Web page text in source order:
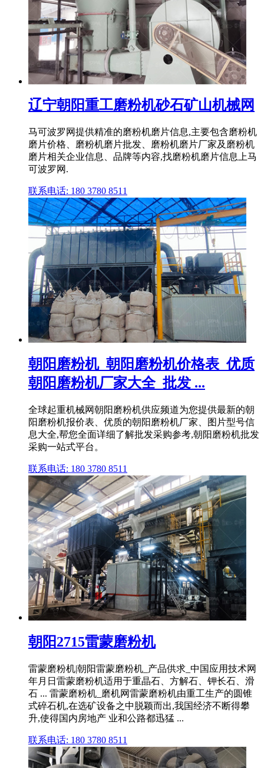
辽宁朝阳重工磨粉机砂石矿山机械网
马可波罗网提供精准的磨粉机磨片信息,主要包含磨粉机
磨片价格、磨粉机磨片批发、磨粉机磨片厂家及磨粉机
磨片相关企业信息、品牌等内容,找磨粉机磨片信息上马
可波罗网.
联系电话: 180 3780 8511
朝阳磨粉机_朝阳磨粉机价格表_优质
朝阳磨粉机厂家大全_批发 ...
全球起重机械网朝阳磨粉机供应频道为您提供最新的朝
阳磨粉机报价表、优质的朝阳磨粉机厂家、图片型号信
息大全,帮您全面详细了解批发采购参考,朝阳磨粉机批发
采购一站式平台。
联系电话: 180 3780 8511
朝阳2715雷蒙磨粉机
雷蒙磨粉机|朝阳雷蒙磨粉机_产品供求_中国应用技术网
年月日雷蒙磨粉机适用于重晶石、方解石、钾长石、滑
石 ... 雷蒙磨粉机_磨机网雷蒙磨粉机由重工生产的圆锥
式碎石机,在选矿设备之中脱颖而出,我国经济不断得攀
升,使得国内房地产 业和公路都迅猛 ...
联系电话: 180 3780 8511